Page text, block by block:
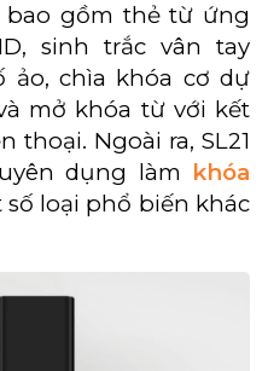
gồm thẻ từ ứng
sinh trắc vân tay
ảo, chìa khóa cơ dự
mở khóa từ với kết
Ngoài ra, SL21
dụng làm khóa
số loại phổ biến khác